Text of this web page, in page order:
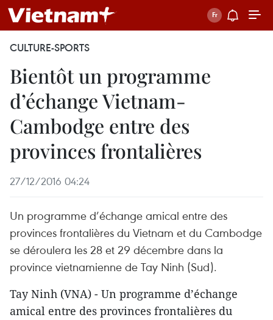
CULTURE-SPORTS
Bientôt un programme
d’échange Vietnam-
Cambodge entre des
provinces frontalières
27/12/2016 04:24
Un programme d’échange amical entre des
provinces frontalières du Vietnam et du Cambodge
se déroulera les 28 et 29 décembre dans la
province vietnamienne de Tay Ninh (Sud).
Tay Ninh (VNA) - Un programme d’échange
amical entre des provinces frontalières du